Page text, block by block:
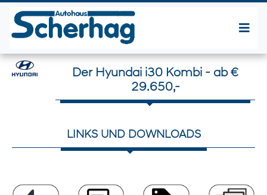
Der Hyundai i30 Kombi - ab €
29.650,-
LINKS UND DOWNLOADS